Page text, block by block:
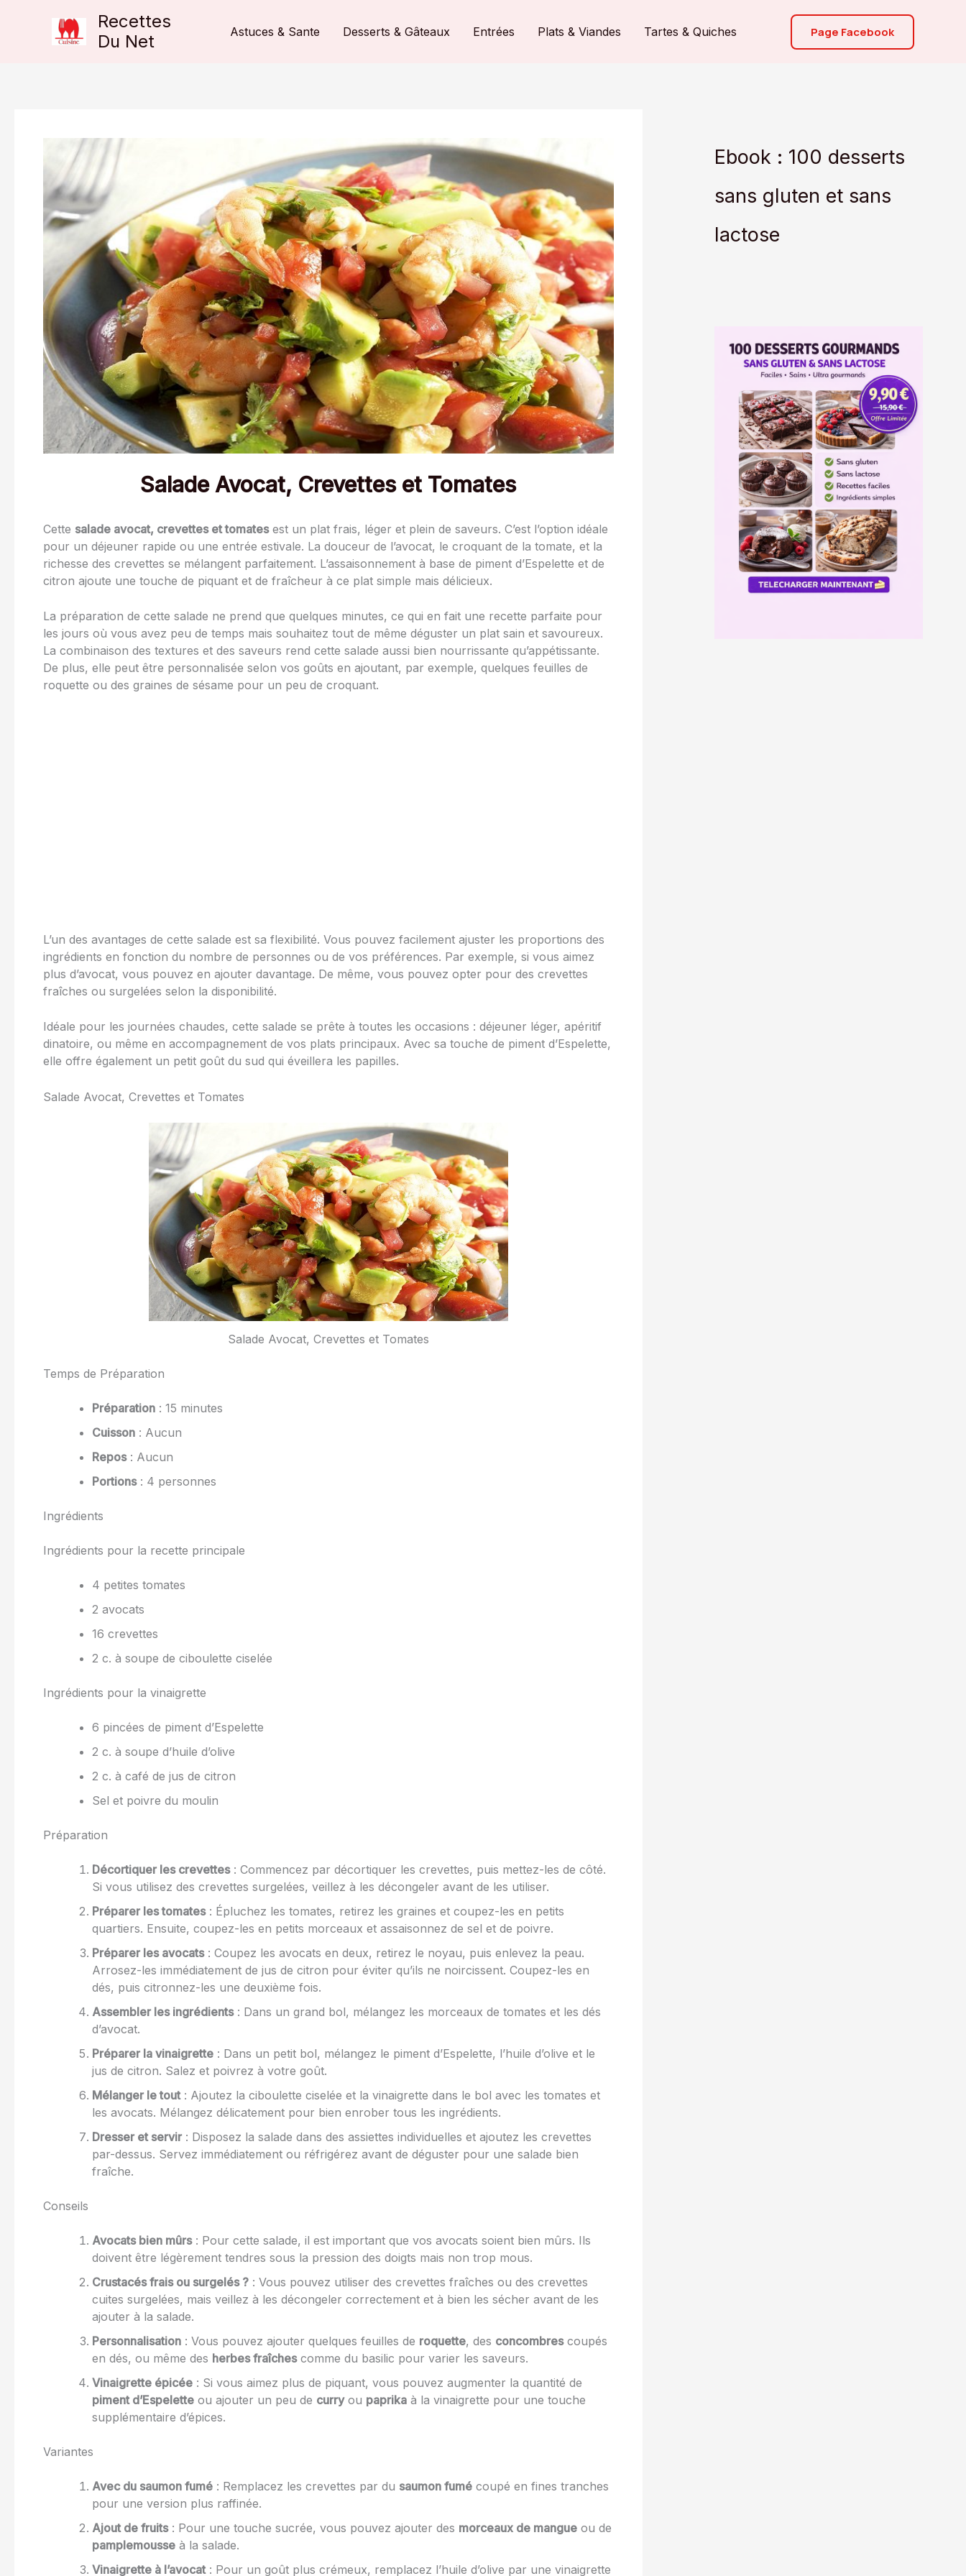
Recettes
Du Net
Astuces & Sante Desserts & Gâteaux Entrées Plats & Viandes Tartes & Quiches Page Facebook
Salade Avocat, Crevettes et Tomates
Cette salade avocat, crevettes et tomatesest un plat frais, léger et plein de saveurs. C’est l’option idéale
pour un déjeuner rapide ou une entrée estivale. La douceur de l’avocat, le croquant de la tomate, et la
richesse des crevettes se mélangent parfaitement. L’assaisonnement à base de piment d’Espelette et de
citron ajoute une touche de piquant et de fraîcheur à ce plat simple mais délicieux.
La préparation de cette salade ne prend que quelques minutes, ce qui en fait une recette parfaite pour
les jours où vous avez peu de temps mais souhaitez tout de même déguster un plat sain et savoureux.
La combinaison des textures et des saveurs rend cette salade aussi bien nourrissante qu’appétissante.
De plus, elle peut être personnalisée selon vos goûts en ajoutant, par exemple, quelques feuilles de
roquette ou des graines de sésame pour un peu de croquant.
L’un des avantages de cette salade est sa flexibilité. Vous pouvez facilement ajuster les proportions des
ingrédients en fonction du nombre de personnes ou de vos préférences. Par exemple, si vous aimez
plus d’avocat, vous pouvez en ajouter davantage. De même, vous pouvez opter pour des crevettes
fraîches ou surgelées selon la disponibilité.
Idéale pour les journées chaudes, cette salade se prête à toutes les occasions : déjeuner léger, apéritif
dinatoire, ou même en accompagnement de vos plats principaux. Avec sa touche de piment d’Espelette,
elle offre également un petit goût du sud qui éveillera les papilles.
Salade Avocat, Crevettes et Tomates
Salade Avocat, Crevettes et Tomates
Temps de Préparation
Préparation : 15 minutes
Cuisson : Aucun
Repos: Aucun
Portions: 4 personnes
Ingrédients
Ingrédients pour la recette principale
4 petites tomates
2 avocats
16 crevettes
2 c. à soupe de ciboulette ciselée
Ingrédients pour la vinaigrette
6 pincées de piment d’Espelette
2 c. à soupe d’huile d’olive
2 c. à café de jus de citron
Sel et poivre du moulin
Préparation
Décortiquer les crevettes: Commencez par décortiquer les crevettes, puis mettez-les de côté.
Si vous utilisez des crevettes surgelées, veillez à les décongeler avant de les utiliser.
Préparer les tomates: Épluchez les tomates, retirez les graines et coupez-les en petits
quartiers. Ensuite, coupez-les en petits morceaux et assaisonnez de sel et de poivre.
Préparer les avocats: Coupez les avocats en deux, retirez le noyau, puis enlevez la peau.
Arrosez-les immédiatement de jus de citron pour éviter qu’ils ne noircissent. Coupez-les en
dés, puis citronnez-les une deuxième fois.
Assembler les ingrédients: Dans un grand bol, mélangez les morceaux de tomates et les dés
d’avocat.
Préparer la vinaigrette : Dans un petit bol, mélangez le piment d’Espelette, l’huile d’olive et le
jus de citron. Salez et poivrez à votre goût.
Mélanger le tout: Ajoutez la ciboulette ciselée et la vinaigrette dans le bol avec les tomates et
les avocats. Mélangez délicatement pour bien enrober tous les ingrédients.
Dresser et servir : Disposez la salade dans des assiettes individuelles et ajoutez les crevettes
par-dessus. Servez immédiatement ou réfrigérez avant de déguster pour une salade bien
fraîche.
Conseils
Avocats bien mûrs: Pour cette salade, il est important que vos avocats soient bien mûrs. Ils
doivent être légèrement tendres sous la pression des doigts mais non trop mous.
Crustacés frais ou surgelés ? : Vous pouvez utiliser des crevettes fraîches ou des crevettes
cuites surgelées, mais veillez à les décongeler correctement et à bien les sécher avant de les
ajouter à la salade.
Personnalisation : Vous pouvez ajouter quelques feuilles de roquette, des concombrescoupés
en dés, ou même des herbes fraîchescomme du basilic pour varier les saveurs.
Vinaigrette épicée : Si vous aimez plus de piquant, vous pouvez augmenter la quantité de
piment d’Espelette ou ajouter un peu de curryou paprika à la vinaigrette pour une touche
supplémentaire d’épices.
Variantes
Avec du saumon fumé : Remplacez les crevettes par du saumon fumé coupé en fines tranches
pour une version plus raffinée.
Ajout de fruits: Pour une touche sucrée, vous pouvez ajouter des morceaux de mangue ou de
pamplemousse à la salade.
Vinaigrette à l’avocat: Pour un goût plus crémeux, remplacez l’huile d’olive par une vinaigrette
Ebook : 100 desserts
sans gluten et sans
lactose